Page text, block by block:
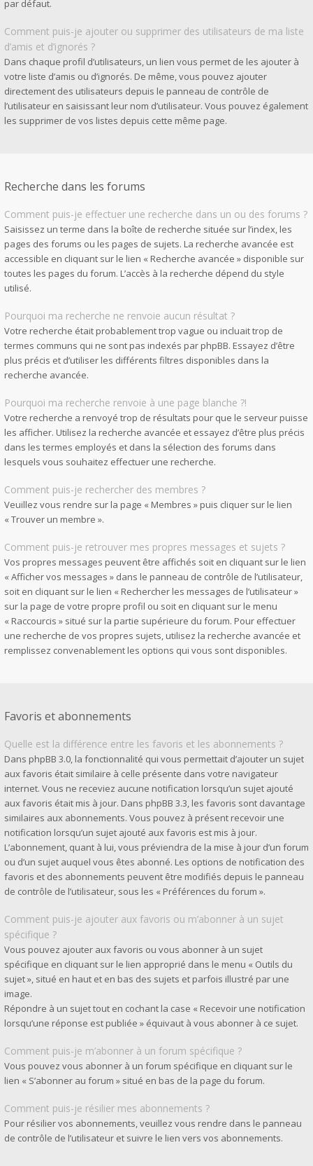
par défaut.
Comment puis-je ajouter ou supprimer des utilisateurs de ma liste
d’amis et d’ignorés ?
Dans chaque profil d’utilisateurs, un lien vous permet de les ajouter à
votre liste d’amis ou d’ignorés. De même, vous pouvez ajouter
directement des utilisateurs depuis le panneau de contrôle de
l’utilisateur en saisissant leur nom d’utilisateur. Vous pouvez également
les supprimer de vos listes depuis cette même page.
Recherche dans les forums
Comment puis-je effectuer une recherche dans un ou des forums ?
Saisissez un terme dans la boîte de recherche située sur l’index, les
pages des forums ou les pages de sujets. La recherche avancée est
accessible en cliquant sur le lien « Recherche avancée » disponible sur
toutes les pages du forum. L’accès à la recherche dépend du style
utilisé.
Pourquoi ma recherche ne renvoie aucun résultat ?
Votre recherche était probablement trop vague ou incluait trop de
termes communs qui ne sont pas indexés par phpBB. Essayez d’être
plus précis et d’utiliser les différents filtres disponibles dans la
recherche avancée.
Pourquoi ma recherche renvoie à une page blanche ?!
Votre recherche a renvoyé trop de résultats pour que le serveur puisse
les afficher. Utilisez la recherche avancée et essayez d’être plus précis
dans les termes employés et dans la sélection des forums dans
lesquels vous souhaitez effectuer une recherche.
Comment puis-je rechercher des membres ?
Veuillez vous rendre sur la page « Membres » puis cliquer sur le lien
« Trouver un membre ».
Comment puis-je retrouver mes propres messages et sujets ?
Vos propres messages peuvent être affichés soit en cliquant sur le lien
« Afficher vos messages » dans le panneau de contrôle de l’utilisateur,
soit en cliquant sur le lien « Rechercher les messages de l’utilisateur »
sur la page de votre propre profil ou soit en cliquant sur le menu
« Raccourcis » situé sur la partie supérieure du forum. Pour effectuer
une recherche de vos propres sujets, utilisez la recherche avancée et
remplissez convenablement les options qui vous sont disponibles.
Favoris et abonnements
Quelle est la différence entre les favoris et les abonnements ?
Dans phpBB 3.0, la fonctionnalité qui vous permettait d’ajouter un sujet
aux favoris était similaire à celle présente dans votre navigateur
internet. Vous ne receviez aucune notification lorsqu’un sujet ajouté
aux favoris était mis à jour. Dans phpBB 3.3, les favoris sont davantage
similaires aux abonnements. Vous pouvez à présent recevoir une
notification lorsqu’un sujet ajouté aux favoris est mis à jour.
L’abonnement, quant à lui, vous préviendra de la mise à jour d’un forum
ou d’un sujet auquel vous êtes abonné. Les options de notification des
favoris et des abonnements peuvent être modifiés depuis le panneau
de contrôle de l’utilisateur, sous les « Préférences du forum ».
Comment puis-je ajouter aux favoris ou m’abonner à un sujet
spécifique ?
Vous pouvez ajouter aux favoris ou vous abonner à un sujet
spécifique en cliquant sur le lien approprié dans le menu « Outils du
sujet », situé en haut et en bas des sujets et parfois illustré par une
image.
Répondre à un sujet tout en cochant la case « Recevoir une notification
lorsqu’une réponse est publiée » équivaut à vous abonner à ce sujet.
Comment puis-je m’abonner à un forum spécifique ?
Vous pouvez vous abonner à un forum spécifique en cliquant sur le
lien « S’abonner au forum » situé en bas de la page du forum.
Comment puis-je résilier mes abonnements ?
Pour résilier vos abonnements, veuillez vous rendre dans le panneau
de contrôle de l’utilisateur et suivre le lien vers vos abonnements.